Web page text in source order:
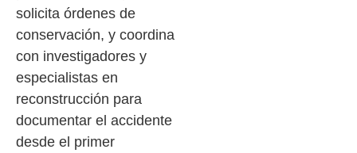
solicita órdenes de
conservación, y coordina
con investigadores y
especialistas en
reconstrucción para
documentar el accidente
desde el primer